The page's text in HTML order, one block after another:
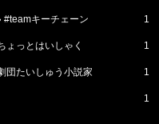
#teamキーチェーン 1
ょっとはいしゃく 1
団たいしゅう小説家 1
1